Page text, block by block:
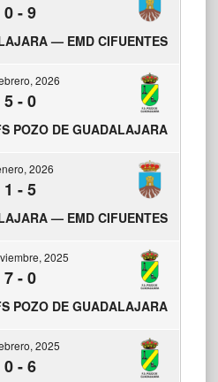
0-9
— EMD CIFUENTES
2026
5-0
POZO DE GUADALAJARA
2026
1 -5
— EMD CIFUENTES
2025
7-0
POZO DE GUADALAJARA
2025
0-6